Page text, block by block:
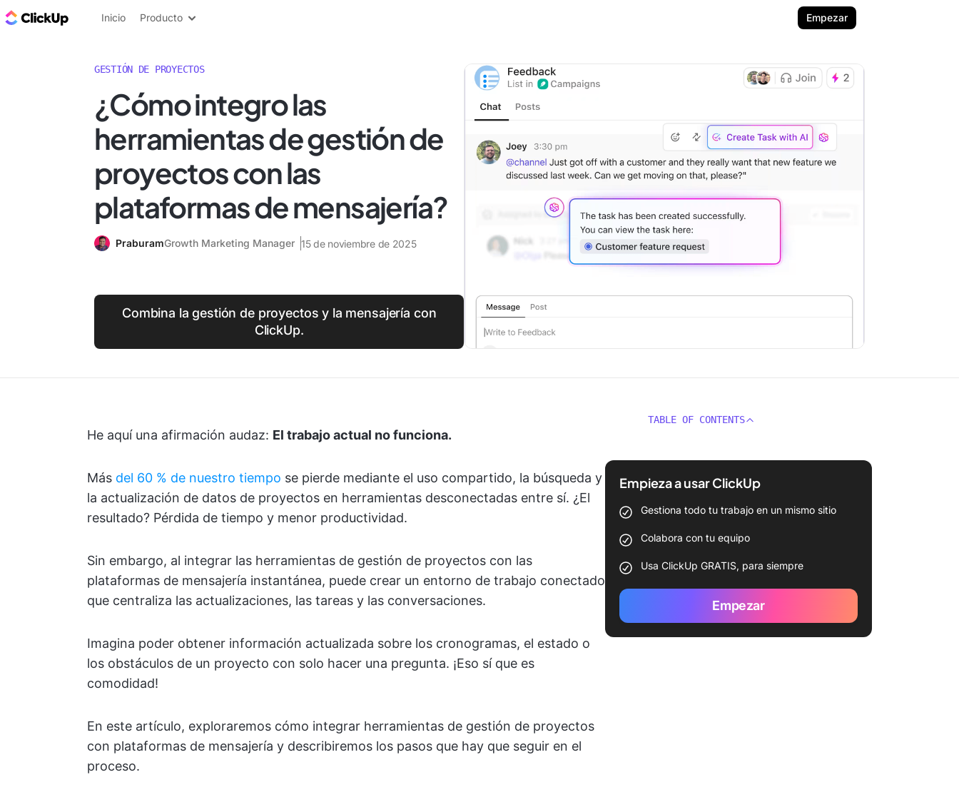
ClickUp Blog
Inicio Producto Empezar
GESTIÓN DE PROYECTOS
¿Cómo integro las
herramientas de gestión de
proyectos con las
plataformas de mensajería?
PraburamGrowth Marketing Manager 15 de noviembre de 2025
Combina la gestión de proyectos y la mensajería con
ClickUp.
He aquí una afirmación audaz: El trabajo actual no funciona.
Más del 60 % de nuestro tiempo se pierde mediante el uso compartido, la búsqueda y
la actualización de datos de proyectos en herramientas desconectadas entre sí. ¿El
resultado? Pérdida de tiempo y menor productividad.
Sin embargo, al integrar las herramientas de gestión de proyectos con las
plataformas de mensajería instantánea, puede crear un entorno de trabajo conectado
que centraliza las actualizaciones, las tareas y las conversaciones.
Imagina poder obtener información actualizada sobre los cronogramas, el estado o
los obstáculos de un proyecto con solo hacer una pregunta. ¡Eso sí que es
comodidad!
En este artículo, exploraremos cómo integrar herramientas de gestión de proyectos
con plataformas de mensajería y describiremos los pasos que hay que seguir en el
proceso.
TABLE OF CONTENTS
Empieza a usar ClickUp
Gestiona todo tu trabajo en un mismo sitio
Colabora con tu equipo
Usa ClickUp GRATIS, para siempre
Empezar